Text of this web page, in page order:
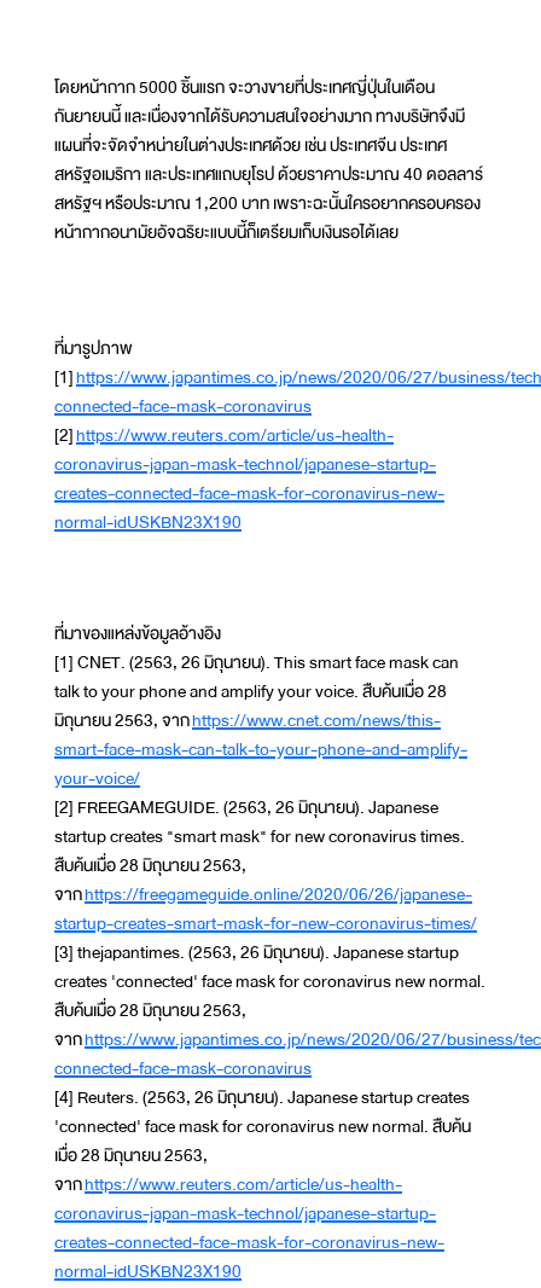
โดยหน้ากาก 5000 ชิ้นแรก จะวางขายที่ประเทศญี่ปุ่นในเดือน
กันยายนนี้ และเนื่องจากได้รับความสนใจอย่างมาก ทางบริษัทจึงมี
แผนที่จะจัดจำหน่ายในต่างประเทศด้วย เช่น ประเทศจีน ประเทศ
สหรัฐอเมริกา และประเทศแถบยุโรป ด้วยราคาประมาณ 40 ดอลลาร์
สหรัฐฯ หรือประมาณ 1,200 บาท เพราะฉะนั้นใครอยากครอบครอง
หน้ากากอนามัยอัจฉริยะแบบนี้ก็เตรียมเก็บเงินรอได้เลย
ที่มารูปภาพ
[1]https://www.japantimes.co.jp/news/2020/06/27/business/
connected-face-mask-coronavirus
[2]https://www.reuters.com/article/us-health-
coronavirus-japan-mask-technol/japanese-startup-
creates-connected-face-mask-for-coronavirus-new-
normal-idUSKBN23X190
ที่มาของแหล่งข้อมูลอ้างอิง
[1] CNET. (2563, 26 มิถุนายน). This smart face mask can
talk to your phone and amplify your voice. สืบค้นเมื่อ 28
มิถุนายน 2563, จากhttps://www.cnet.com/news/this-
smart-face-mask-can-talk-to-your-phone-and-amplify-
your-voice/
[2] FREEGAMEGUIDE. (2563, 26 มิถุนายน). Japanese
startup creates "smart mask" for new coronavirus times.
สืบค้นเมื่อ 28 มิถุนายน 2563,
จากhttps://freegameguide.online/2020/06/26/japanese-
startup-creates-smart-mask-for-new-coronavirus-times/
[3] thejapantimes. (2563, 26 มิถุนายน). Japanese startup
creates 'connected' face mask for coronavirus new normal.
สืบค้นเมื่อ 28 มิถุนายน 2563,
จากhttps://www.japantimes.co.jp/news/2020/06/27/business/
connected-face-mask-coronavirus
[4] Reuters. (2563, 26 มิถุนายน). Japanese startup creates
'connected' face mask for coronavirus new normal. สืบค้น
เมื่อ 28 มิถุนายน 2563,
จากhttps://www.reuters.com/article/us-health-
coronavirus-japan-mask-technol/japanese-startup-
creates-connected-face-mask-for-coronavirus-new-
normal-idUSKBN23X190